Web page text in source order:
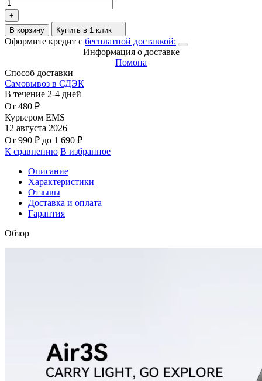
+
В корзину
Купить в 1 клик
Оформите кредит с бесплатной доставкой:
Информация о доставке
Помона
Способ доставки
Самовывоз в СДЭК
В течение 2-4 дней
От 480 ₽
Курьером EMS
12 августа 2026
От 990 ₽ до 1 690 ₽
К сравнению В избранное
Описание
Характеристики
Отзывы
Доставка и оплата
Гарантия
Обзор